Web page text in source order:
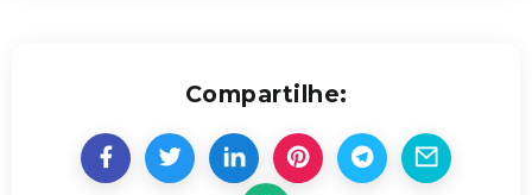
Compartilhe: